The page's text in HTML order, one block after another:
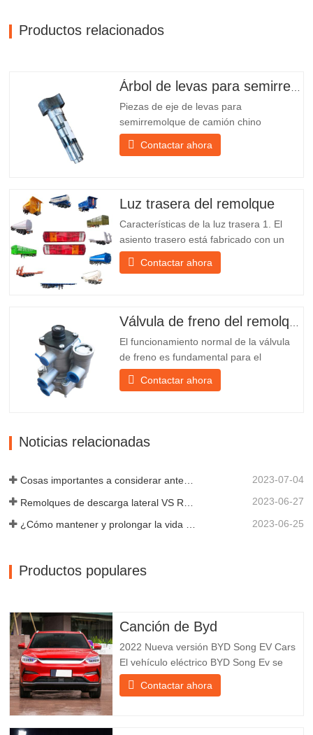
Productos relacionados
Piezas de eje de levas para
semirremolque de camión chino
PO218971, muy vendidas Presupuesto
Producto Repuestos para remolques
nosotros Chengda Group es un
fabricante chino de semirremolques con
su propia...
Contactar ahora
Luz trasera del remolque
Características de la luz trasera 1. El
asiento trasero está fabricado con un
soporte de hierro, mucho más resistente
que otros materiales. Se incluyen
hierro delante de la pantalla de la
Contactar ahora
El funcionamiento normal de la válvula
de freno es fundamental para el
estacionamiento, ya que facilita el
frenado suave del remolque. Chengda,
tipos de remolques, integrando
producción, investigación y desarrollo
Contactar ahora
Noticias relacionadas
Cosas importantes a considerar antes de comprar un remolque volquete 2023-07-04
2023-06-27
2023-06-25
Productos populares
Canción de Byd
2022 Nueva versión BYD Song EV Cars
El vehículo eléctrico BYD Song Ev se
centra en la experiencia del cliente y el
desarrollo de productos para satisfacer la
Contactar ahora